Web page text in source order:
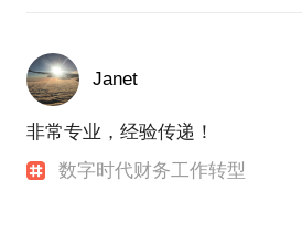
Janet
非常专业，经验传递！
数字时代财务工作转型